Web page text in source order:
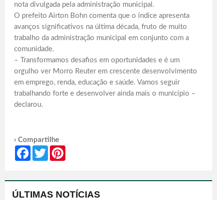
nota divulgada pela administração municipal.
O prefeito Airton Bohn comenta que o índice apresenta
avanços significativos na última década, fruto de muito
trabalho da administração municipal em conjunto com a
comunidade.
– Transformamos desafios em oportunidades e é um
orgulho ver Morro Reuter em crescente desenvolvimento
em emprego, renda, educação e saúde. Vamos seguir
trabalhando forte e desenvolver ainda mais o município –
declarou.
› Compartilhe
Facebook
Twitter
ÚLTIMAS NOTÍCIAS